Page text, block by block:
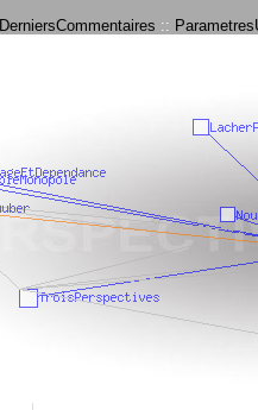
DerniersCommentaires ::